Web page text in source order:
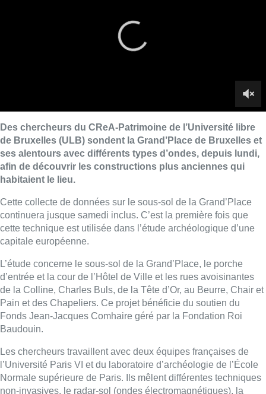
Cette collecte de données sur le sous-sol de la Grand’Place
L’étude concerne le sous-sol de la Grand’Place, le porche
de la Colline, Charles Buls, de la Tête d’Or, au Beurre, Chair et
Pain et des Chapeliers. Ce projet bénéficie du soutien du
Fonds Jean-Jacques Comhaire géré par la Fondation Roi
Baudouin.
l’Université Paris VI et du laboratoire d’archéologie de l’École
Normale supérieure de Paris. Ils mêlent différentes techniques
non-invasives, le radar-sol (ondes électromagnétiques), la
prospection électrostatique et des ondes sonores.
sont dirigés vers le sol et 32 antennes vont capter à 32
hauteurs différentes les signaux de retour. S’ils reviennent vite,
c’est qu’ils ont rencontré quelque chose de dur”, explique
François Blary, professeur de l’ULB et co-directeur du CReA-
Patrimoine.
“Avant 1695, l’histoire reste à formuler”
Après traitement des données, les chercheurs vont être en
mesure de réaliser en septembre une cartographie
tridimensionnelle des vestiges dissimulés dans le sous-sol,